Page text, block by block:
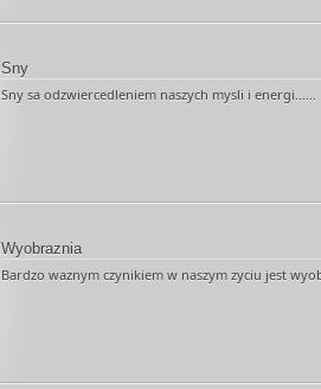
Sny
Sny sa odzwiercedleniem naszych mysli i energi......
Wyobraznia
Bardzo waznym czynikiem w naszym zyciu jest